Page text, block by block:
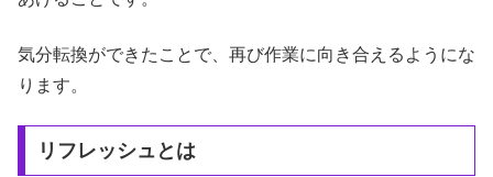
気分転換ができたことで、再び作業に向き合えるようにな
ります。
リフレッシュとは